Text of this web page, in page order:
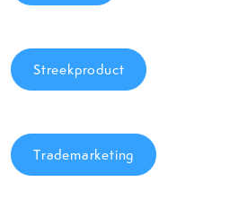
Streekproduct
Trademarketing